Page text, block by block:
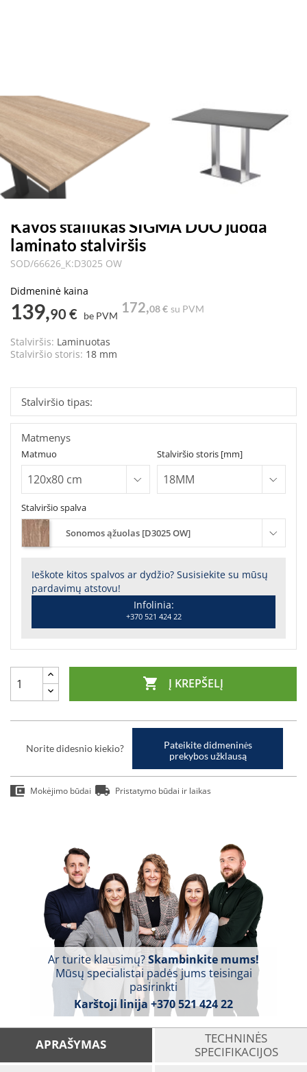
Kavos staliukas SIGMA DUO juoda
laminato stalviršis
SOD/66626_K:D3025 OW
Didmeninė kaina
139,90 € be PVM
172,08 € su PVM
Stalviršis: Laminuotas
Stalviršio storis: 18 mm
Stalviršio spalva
Sonomos ąžuolas [D3025 OW]
Ieškote kitos spalvos ar dydžio? Susisiekite su mūsų
pardavimų atstovu!
Infolinia:
+370 521 424 22
Matmuo Stalviršio storis [mm]
Matmenys
Stalviršio tipas:
 Į KREPŠELĮ
Norite didesnio kiekio?
Pateikite didmeninės
prekybos užklausą
Mokėjimo būdai Pristatymo būdai ir laikas
Ar turite klausimų?Skambinkite mums!
Mūsų specialistai padės jums teisingai
pasirinkti
Karštoji linija +370 521 424 22
APRAŠYMAS
TECHNINĖS
SPECIFIKACIJOS